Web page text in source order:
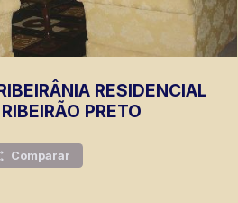
RESIDENCIAL
PRETO
Comparar